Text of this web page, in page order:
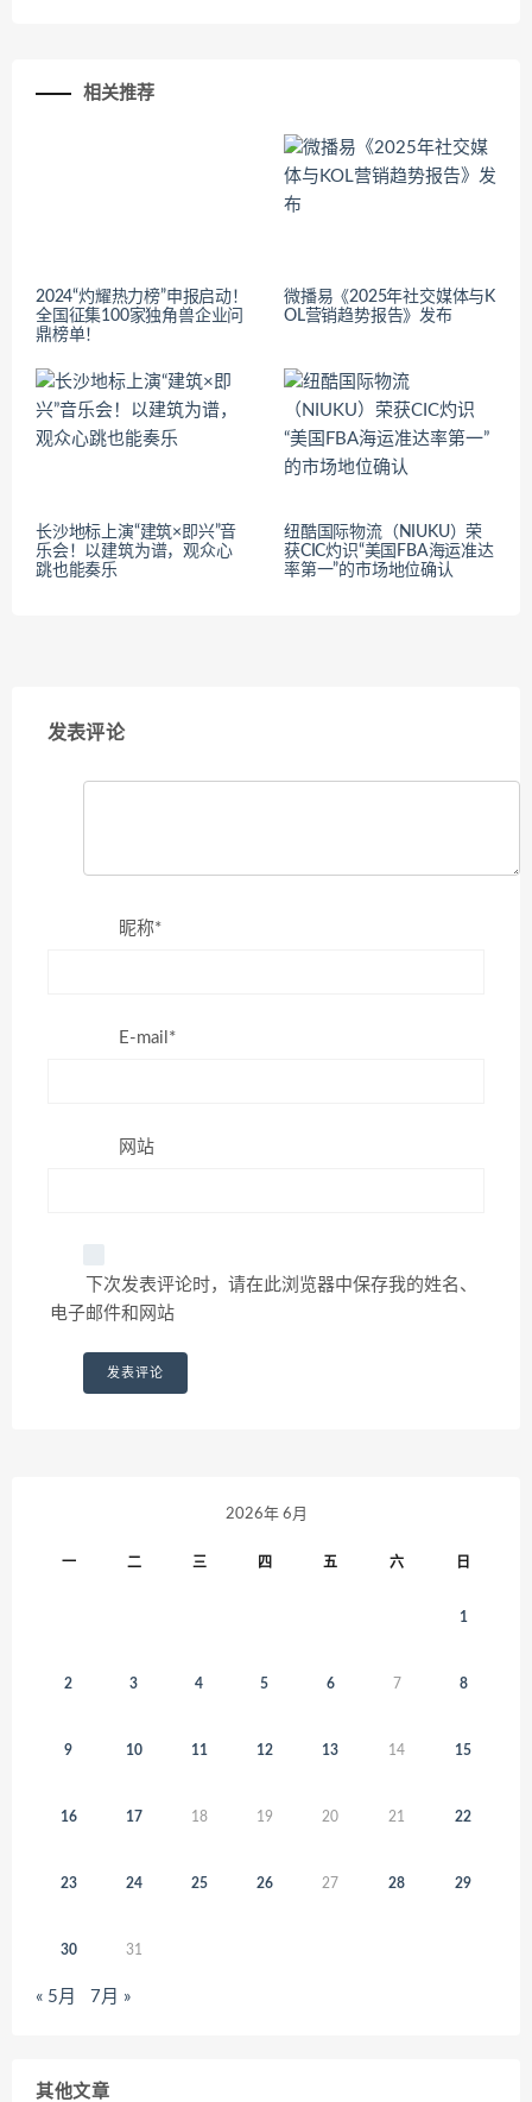
相关推荐
2024“灼耀热力榜”申报启动！
全国征集100家独角兽企业问
鼎榜单！
微播易《2025年社交媒体与K
OL营销趋势报告》发布
长沙地标上演“建筑×即兴”音
乐会！以建筑为谱，观众心
跳也能奏乐
纽酷国际物流（NIUKU）荣
获CIC灼识“美国FBA海运准达
率第一”的市场地位确认
发表评论
昵称*
E-mail*
网站
下次发表评论时，请在此浏览器中保存我的姓名、
电子邮件和网站
2026年 6月
一 二 三 四 五 六 日
1
2 3 4 5 6 7 8
9 10 11 12 13 14 15
16 17 18 19 20 21 22
23 24 25 26 27 28 29
30 31
« 5月 7月 »
其他文章